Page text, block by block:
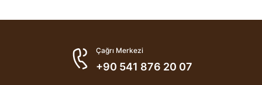
Çağrı Merkezi
+90 541 876 20 07